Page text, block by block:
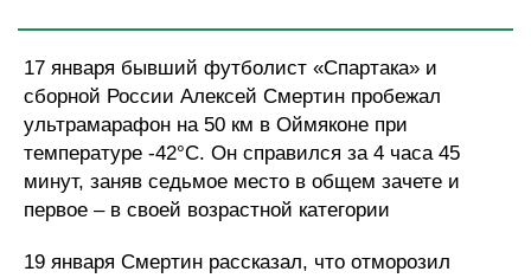
17 января бывший футболист «Спартака» и
сборной России Алексей Смертин пробежал
ультрамарафон на 50 км в Оймяконе при
температуре -42°C. Он справился за 4 часа 45
минут, заняв седьмое место в общем зачете и
первое – в своей возрастной категории
19 января Смертин рассказал, что отморозил